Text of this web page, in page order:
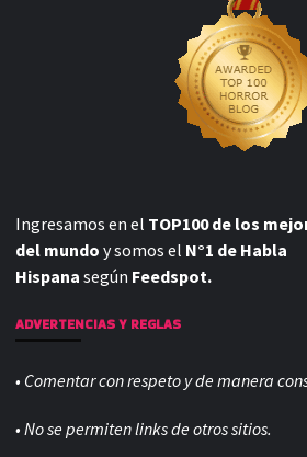
Ingresamos en el TOP100 de los
del mundo y somos el N°1 de Habla
Hispana según Feedspot.
ADVERTENCIAS Y REGLAS
• Comentar con respeto y de manera
• No se permiten links de otros sitios.